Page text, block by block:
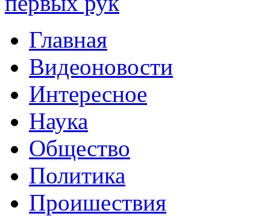
Главная
Видеоновости
Интересное
Наука
Общество
Политика
Проишествия